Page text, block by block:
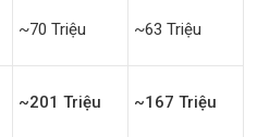
~70 Triệu ~63 Triệu
~201 Triệu ~167 Triệu